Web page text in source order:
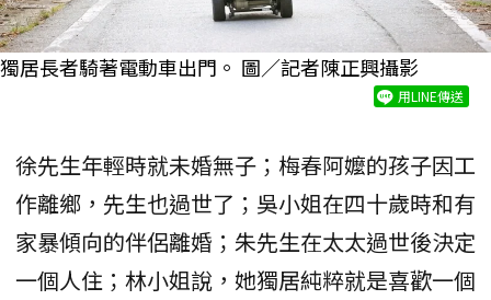
獨居長者騎著電動車出門。 圖／記者陳正興攝影
用LINE傳送
徐先生年輕時就未婚無子；梅春阿嬤的孩子因工
作離鄉，先生也過世了；吳小姐在四十歲時和有
家暴傾向的伴侶離婚；朱先生在太太過世後決定
一個人住；林小姐說，她獨居純粹就是喜歡一個